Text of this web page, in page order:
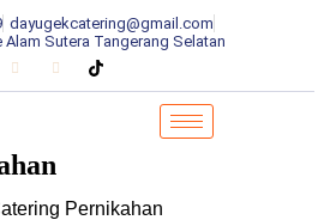
dayugekcatering@gmail.com
Sutera Tangerang Selatan
Pernikahan